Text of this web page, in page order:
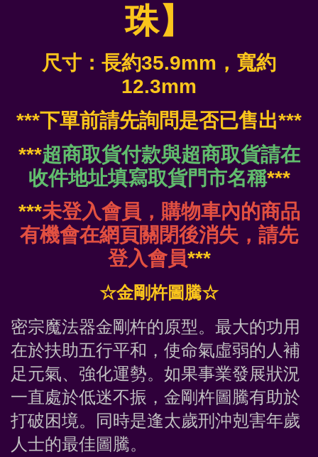
珠】
尺寸：長約35.9mm，寬約
12.3mm
***下單前請先詢問是否已售出***
***超商取貨付款與超商取貨請在
收件地址填寫取貨門市名稱***
***未登入會員，購物車內的商品
有機會在網頁關閉後消失，請先
登入會員***
☆金剛杵圖騰☆
密宗魔法器金剛杵的原型。最大的功用
在於扶助五行平和，使命氣虛弱的人補
足元氣、強化運勢。如果事業發展狀況
一直處於低迷不振，金剛杵圖騰有助於
打破困境。同時是逢太歲刑沖剋害年歲
人士的最佳圖騰。